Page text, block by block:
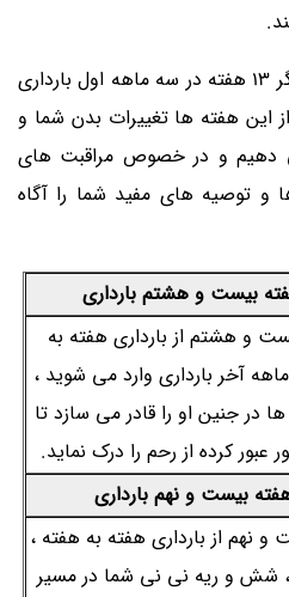
در این مجموعه ، همراه یکدیگر 13 هفته در سه ماهه اول بارداری
این هفته ها تغییرات بدن شما و
دهیم و در خصوص مراقبت های
و توصیه های مفید شما را آگاه
و هشتم از بارداری هفته به
آخر بارداری وارد می شوید ،
در جنین او را قادر می سازد تا
عبور کرده از رحم را درک نماید.
نهم از بارداری هفته به هفته ،
شش و ریه نی نی شما در مسیر